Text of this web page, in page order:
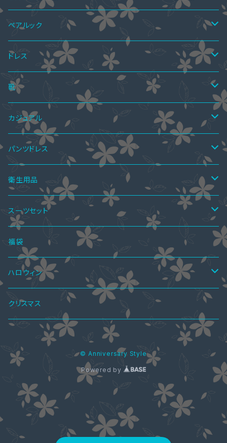
ペアルック
ペアTシャツ
ペアTシャツ&ワンピース
ペアニット
ペア上下セット
ペア水着
ペアインナー
ペアシャツ
ペアシャツ＆ワンピ
ペアパーカ
ペアマフラー
ペアアクセサリー
ペアリング
ドレス
ワンピース
ミニドレス
ミディアムドレス
マキシ丈ドレス
オールインワン・パンツドレス
ツーピース
スカートスーツ
パンツスーツ
ワンピーススーツ
ボレロ・ショール
パンツドレス
パーティーバッグ
ブラウス
ドレスインナー
アクセサリー
ブラストラップ
ネックレス
ウエディングドレス
コート
花魁ドレス
靴
サマーブーツ
ニーハイブーツ
ロングブーツ
ハーフブーツ
ショートブーツ・ブーティー
秋ブーツ
ニーハイブーツ
ロングブーツ
ショートブーツ・ブーティー
サンダル
レインブーツ
パンプス
ニーハイブーツ
春ブーツ
カジュアル
ワンピース
オールインワン
サロペットスカート
ツーピース
トップス
カーディガン
Tシャツ
パーカー
シャツ・ブラウス
ボトムス
レギンス
スカート
パンツ
ジャケット
オールインワン
コート
カーディガン
ストール
パンツドレス
セットアップ
オールインワン
衛生用品
手袋
スーツセット
4点セット
2点セット
ワンピーススーツ
スカートスーツ
3点セット
福袋
ハロウィン
ロリータ服
クリスマス
© Anniversary Style
Powered by